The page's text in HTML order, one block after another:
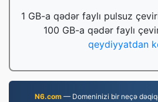
1 GB-a qədər faylı pulsuz
100 GB-a qədər faylı
qeydiyyatdan
N6.com— Domeninizi bir neçə